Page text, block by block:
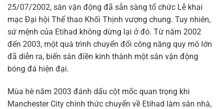
25/07/2002, sân vận động đã sẵn sàng tổ chức Lễ khai
mạc Đại hội Thể thao Khối Thịnh vượng chung. Tuy nhiên,
sứ mệnh của Etihad không dừng lại ở đó. Từ năm 2002
đến 2003, một quá trình chuyển đổi công năng quy mô lớn
đã diễn ra, biến sân điền kinh thành một sân vận động
bóng đá hiện đại.
Mùa hè năm 2003 đánh dấu cột mốc quan trọng khi
Manchester City chính thức chuyển về Etihad làm sân nhà,